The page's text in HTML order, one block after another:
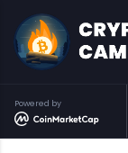
Powered by